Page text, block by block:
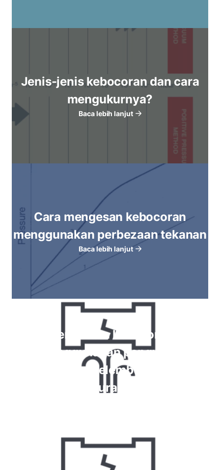
Jenis-jenis kebocoran dan cara
mengukurnya?
Baca lebih lanjut
Cara mengesan kebocoran
menggunakan perbezaan tekanan
Baca lebih lanjut
Memeriksa kebocoran
menggunakan pengukur,
rendaman gelembung, ujian
semburan buih